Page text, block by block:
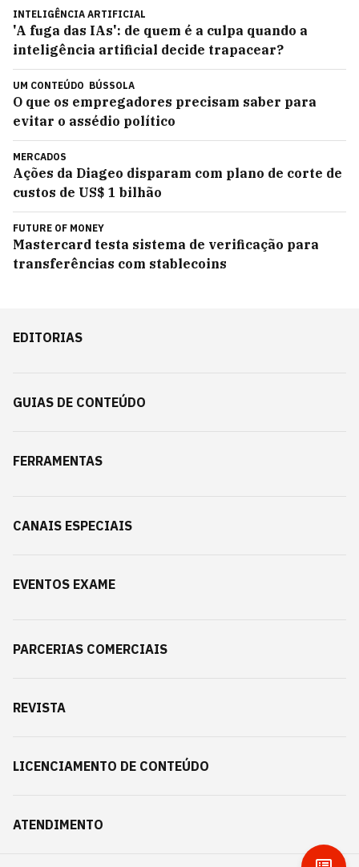
INTELIGÊNCIA ARTIFICIAL
'A fuga das IAs': de quem é a culpa quando a
inteligência artificial decide trapacear?
UM CONTEÚDO BÚSSOLA
O que os empregadores precisam saber para
evitar o assédio político
MERCADOS
Ações da Diageo disparam com plano de corte de
custos de US$ 1 bilhão
FUTURE OF MONEY
Mastercard testa sistema de verificação para
transferências com stablecoins
EDITORIAS
GUIAS DE CONTEÚDO
FERRAMENTAS
CANAIS ESPECIAIS
EVENTOS EXAME
PARCERIAS COMERCIAIS
REVISTA
LICENCIAMENTO DE CONTEÚDO
ATENDIMENTO